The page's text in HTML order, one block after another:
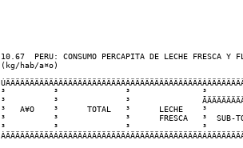
10.67  PERU: CONSUMO PERCAPITA DE LECHE FRESCA
(kg/hab/a¤o)
³          ³              ³               ³
³          ³              ³
³   A¥O    ³      TOTAL   ³      LECHE    ³
³          ³              ³      FRESCA   ³  SUB-TOTAL
³          ³              ³               ³